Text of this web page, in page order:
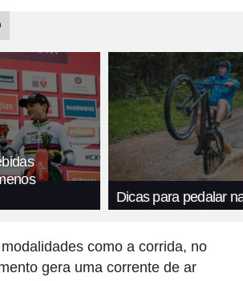
Dicas para pedalar
como a corrida, no
gera uma corrente de ar